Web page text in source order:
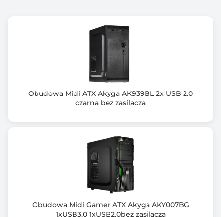
Maksymalna długość karty graficznej
Tak
190 mm
Ilość wentylatorów (zainstalowanych)
Ilość wentylatorów (max)
Wymiary [G x S x W] (mm)
Obudowa Midi ATX Akyga AK939BL 2x USB 2.0
czarna bez zasilacza
Obudowa Midi Gamer ATX Akyga AKY007BG
1xUSB3.0 1xUSB2.0bez zasilacza